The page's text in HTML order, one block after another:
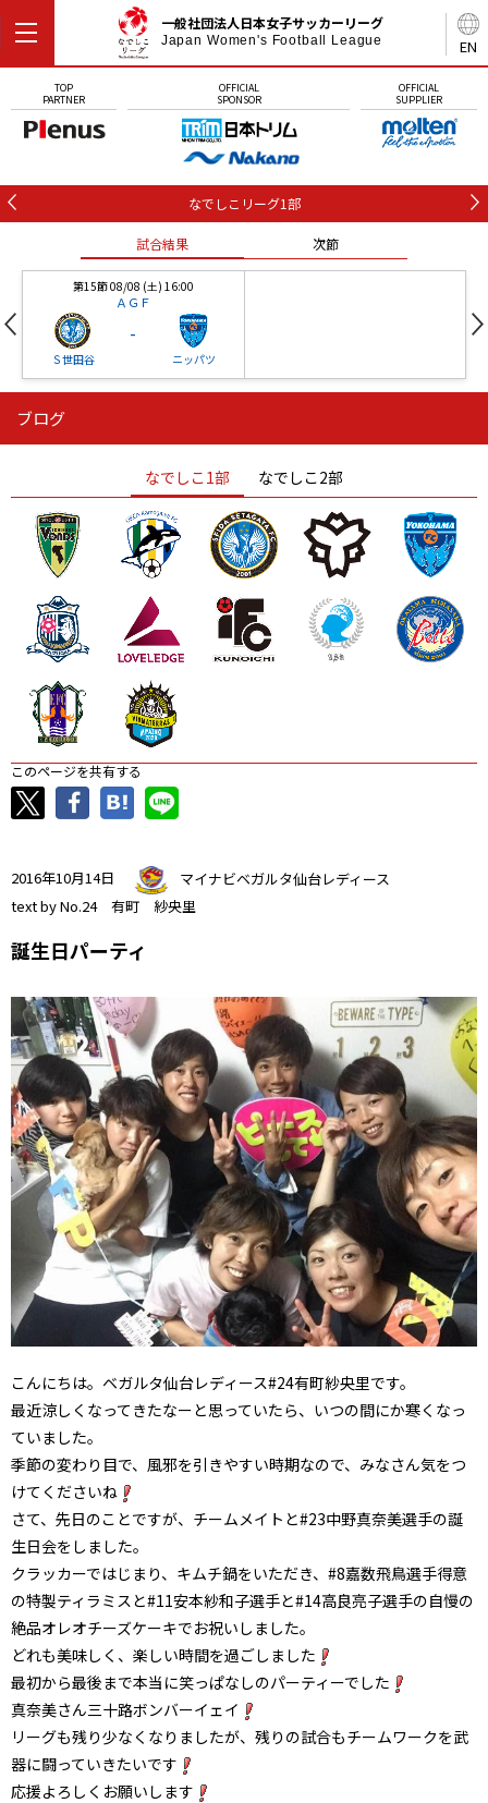
EN
一般社団法人日本女子サッカーリーグ
Japan Women's Football League
TOP
PARTNER
OFFICIAL
SPONSOR
OFFICIAL
SUPPLIER
なでしこリーグ1部
試合結果 次節
第15節 08/08 (土) 16:00
ＡＧＦ
Ｓ世田谷
-
ニッパツ
ニッパツ
ニッパツ 名古屋
石人の星
静岡 愛媛Ｌ
ブログ
なでしこ1部 なでしこ2部
このページを共有する
2016年10月14日
マイナビベガルタ仙台レディース
text by No.24 有町 紗央里
誕生日パーティ
こんにちは。ベガルタ仙台レディース#24有町紗央里です。
最近涼しくなってきたなーと思っていたら、いつの間にか寒くなっ
ていました。
季節の変わり目で、風邪を引きやすい時期なので、みなさん気をつ
けてくださいね
さて、先日のことですが、チームメイトと#23中野真奈美選手の誕
生日会をしました。
クラッカーではじまり、キムチ鍋をいただき、#8嘉数飛鳥選手得意
の特製ティラミスと#11安本紗和子選手と#14高良亮子選手の自慢の
絶品オレオチーズケーキでお祝いしました。
どれも美味しく、楽しい時間を過ごしました
最初から最後まで本当に笑っぱなしのパーティーでした
真奈美さん三十路ボンバーイェイ
リーグも残り少なくなりましたが、残りの試合もチームワークを武
器に闘っていきたいです
応援よろしくお願いします